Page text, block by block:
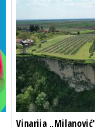
Vinarija